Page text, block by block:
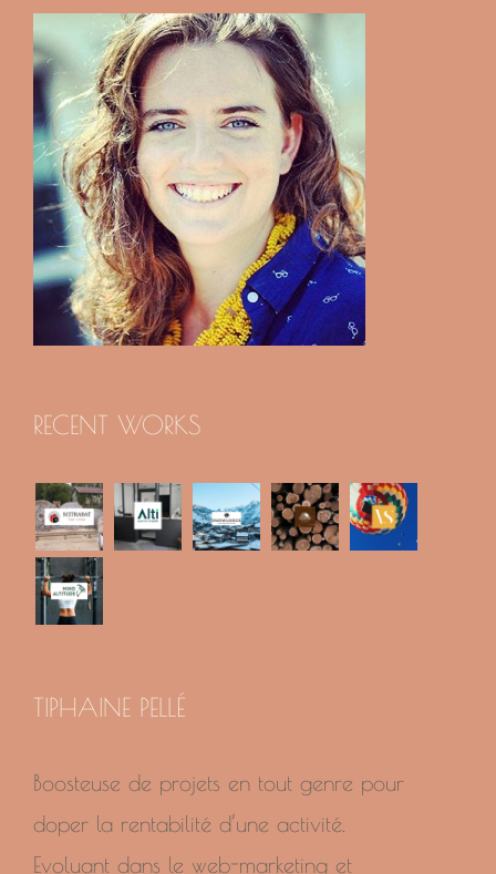
RECENT WORKS
TIPHAINE PELLÉ
Boosteuse de projets en tout genre pour
doper la rentabilité d’une activité.
Evoluant dans le web-marketing et